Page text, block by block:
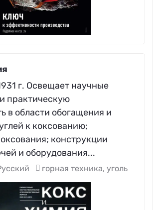
г. Освещает научные
практическую
в области обогащения и
к коксованию;
конструкции
и оборудования...
горная техника, уголь